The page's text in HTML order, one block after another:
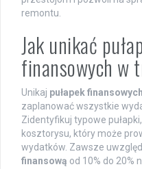
remontu.
Jak unikać
finansowych w
Unikaj pułapek finansowych
zaplanować wszystkie
Zidentyfikuj typowe
kosztorysu, który może
wydatków. Zawsze
finansową od 10% do 20%